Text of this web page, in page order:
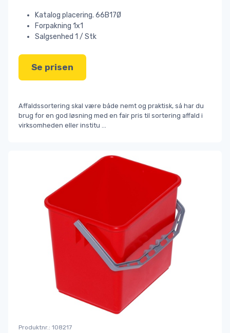
Katalog placering. 66B17Ø
Forpakning 1x1
Salgsenhed 1 / Stk
Se prisen
Affaldssortering skal være både nemt og praktisk, så har du
brug for en god løsning med en fair pris til sortering affald i
virksomheden eller institu ...
Produktnr.: 108217